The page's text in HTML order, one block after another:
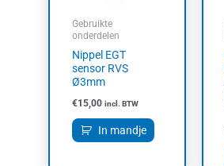
Gebruikte
onderdelen
Nippel EGT
sensor RVS
Ø3mm
€15,00 incl. BTW
In mandje